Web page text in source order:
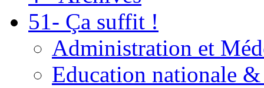
51- Ça suffit !
Administration et
Education nationale